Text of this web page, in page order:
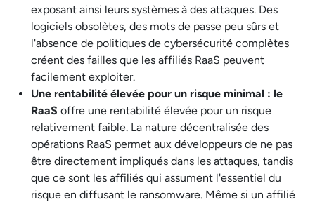
exposant ainsi leurs systèmes à des attaques. Des
logiciels obsolètes, des mots de passe peu sûrs et
l'absence de politiques de cybersécurité complètes
créent des failles que les affiliés RaaS peuvent
facilement exploiter.
Une rentabilité élevée pour un risque minimal : le
RaaS offre une rentabilité élevée pour un risque
relativement faible. La nature décentralisée des
opérations RaaS permet aux développeurs de ne pas
être directement impliqués dans les attaques, tandis
que ce sont les affiliés qui assument l'essentiel du
risque en diffusant le ransomware. Même si un affilié